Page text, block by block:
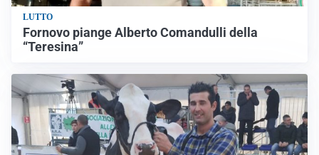
LUTTO
Fornovo piange Alberto Comandulli della
“Teresina”